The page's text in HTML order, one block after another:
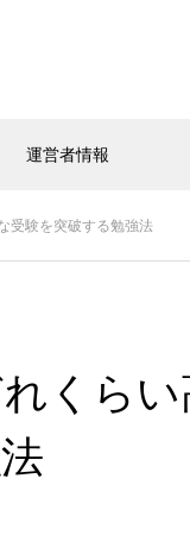
運営者情報
受験を突破する勉強法
くらい